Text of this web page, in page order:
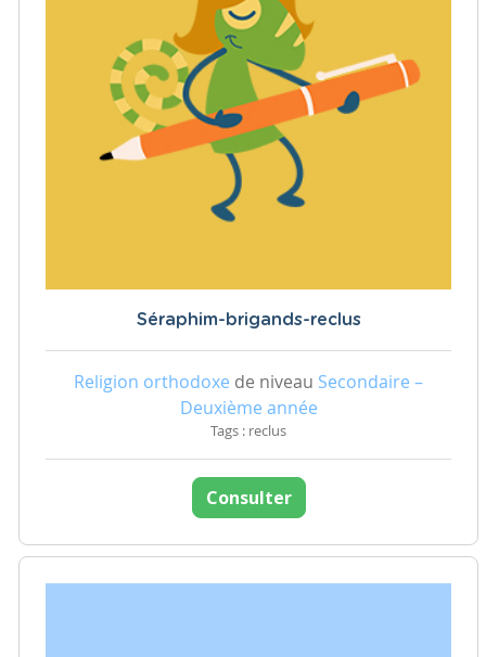
Séraphim-brigands-reclus
Religion orthodoxe de niveau Secondaire –
Deuxième année
Tags : reclus
Consulter